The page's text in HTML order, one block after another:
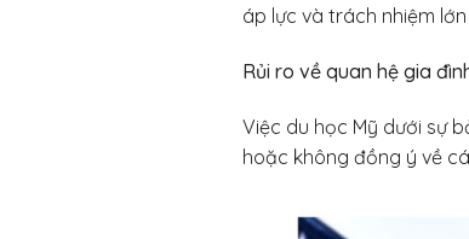
áp lực và trách nhiệm
Rủi ro về quan hệ gia
Việc du học Mỹ dưới sự
hoặc không đồng ý về